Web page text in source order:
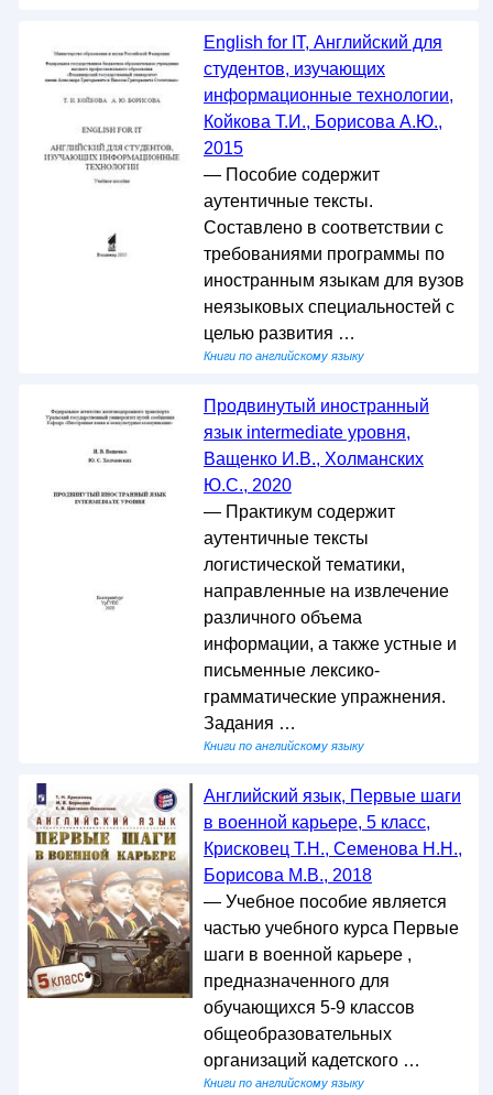
English for IT, Английский для
студентов, изучающих
информационные технологии,
Койкова Т.И., Борисова А.Ю.,
2015
— Пособие содержит
аутентичные тексты.
Составлено в соответствии с
требованиями программы по
иностранным языкам для вузов
неязыковых специальностей с
целью развития …
Книги по английскому языку
Продвинутый иностранный
язык intermediate уровня,
Ващенко И.В., Холманских
Ю.С., 2020
— Практикум содержит
аутентичные тексты
логистической тематики,
направленные на извлечение
различного объема
информации, а также устные и
письменные лексико-
грамматические упражнения.
Задания …
Книги по английскому языку
Английский язык, Первые шаги
в военной карьере, 5 класс,
Крисковец Т.Н., Семенова Н.Н.,
Борисова М.В., 2018
— Учебное пособие является
частью учебного курса Первые
шаги в военной карьере ,
предназначенного для
обучающихся 5-9 классов
общеобразовательных
организаций кадетского …
Книги по английскому языку